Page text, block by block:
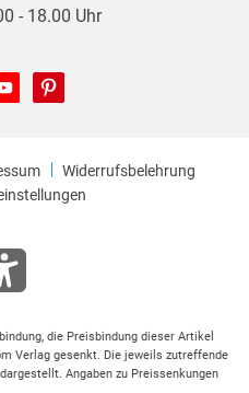
- 18.00 Uhr
Widerrufsbelehrung
die Preisbindung dieser Artikel
Verlag gesenkt. Die jeweils zutreffende
Angaben zu Preissenkungen